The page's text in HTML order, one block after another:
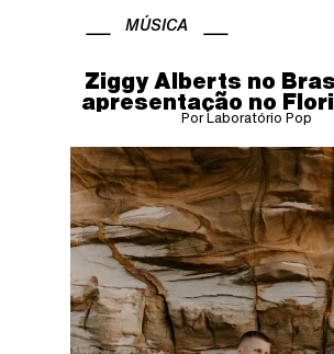
MÚSICA
Ziggy Alberts no
apresentação no
Por Laboratório Pop